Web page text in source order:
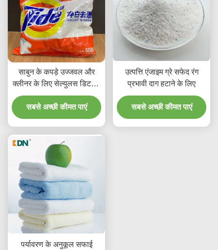
साबुन के कपड़े उज्जवल और
क्लीनर के लिए सेल्युलस डिटर्जेंट
घरेलू एंजाइम पाउडर
सबसे अच्छी कीमत पाएं
उत्पत्ति एंजाइम ग्रे सफेद रंग
प्रभावी दाग हटाने के लिए
सबसे अच्छी कीमत पाएं
पर्यावरण के अनुकूल सफाई